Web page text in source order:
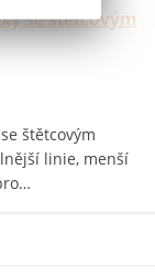
se štětcovým
štětcovým
linie, menší